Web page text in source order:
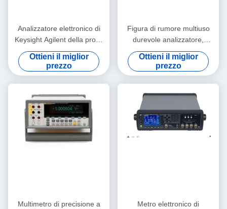
Analizzatore elettronico di
Keysight Agilent della prova
e delle apparecchiature di
misurazione di U8903A
audio
Ottieni il miglior
prezzo
Figura di rumore multiuso
durevole analizzatore,
10MHz-26.5GHz Keysight
Agilent N8975A
Ottieni il miglior
prezzo
Multimetro di precisione a
Metro elettronico di